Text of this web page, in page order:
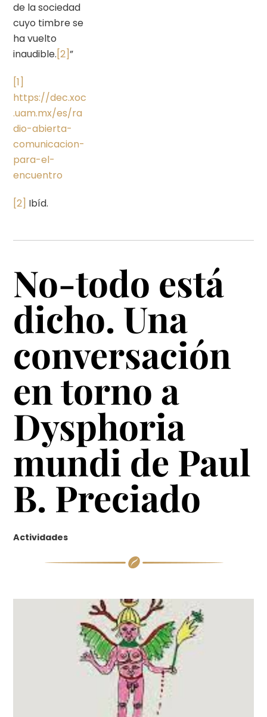
de la sociedad
cuyo timbre se
ha vuelto
inaudible.[2]”
[1]
https://dec.xoc
.uam.mx/es/ra
dio-abierta-
comunicacion-
para-el-
encuentro
[2] Ibíd.
No-todo está
dicho. Una
conversación
en torno a
Dysphoria
mundi de Paul
B. Preciado
Actividades